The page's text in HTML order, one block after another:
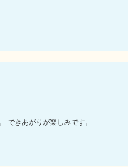
できあがりが楽しみです。